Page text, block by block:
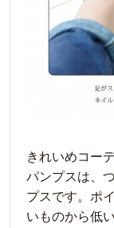
きれいめコー
パンプスは、
プスです。ポ
いものから低